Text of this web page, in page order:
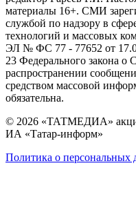
материалы 16+. СМИ
службой по надзору в
технологий и массовых
ЭЛ № ФС 77 - 77652 от
23 Федерального закона
распространении
средством массовой
обязательна.
© 2026 «ТАТМЕДИА»
ИА «Татар-информ»
Политика о персональных